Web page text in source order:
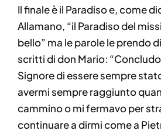
Il finale è il Paradiso e, come
Allamano, “il Paradiso del
bello” ma le parole le prendo
scritti di don Mario:
Signore di essere sempre
avermi sempre raggiunto
cammino o mi fermavo per
continuare a dirmi come a